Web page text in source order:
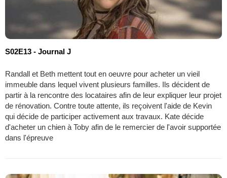
S02E13 - Journal J
Randall et Beth mettent tout en oeuvre pour acheter un vieil
immeuble dans lequel vivent plusieurs familles. Ils décident de
partir à la rencontre des locataires afin de leur expliquer leur projet
de rénovation. Contre toute attente, ils reçoivent l'aide de Kevin
qui décide de participer activement aux travaux. Kate décide
d'acheter un chien à Toby afin de le remercier de l'avoir supportée
dans l'épreuve